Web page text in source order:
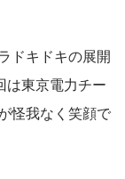
ドキドキの展開
は東京電力チー
怪我なく笑顔で